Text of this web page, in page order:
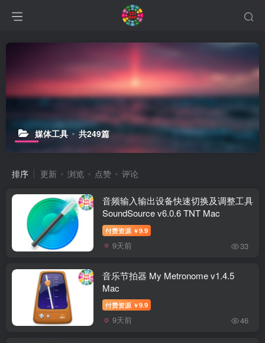
媒体工具 共249篇
排序 更新 浏览 点赞 评论
音频输入输出设备快速切换及调整工具
SoundSource v6.0.6 TNT Mac
付费资源 ￥9.9
9天前 33
音乐节拍器 My Metronome v1.4.5
Mac
付费资源 ￥9.9
9天前 46